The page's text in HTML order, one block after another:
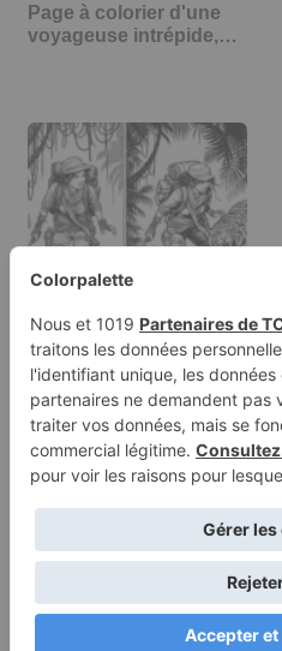
Page à colorier d'une
voyageuse intrépide,…
Page à colorier d'une
voyageuse intrépide,…